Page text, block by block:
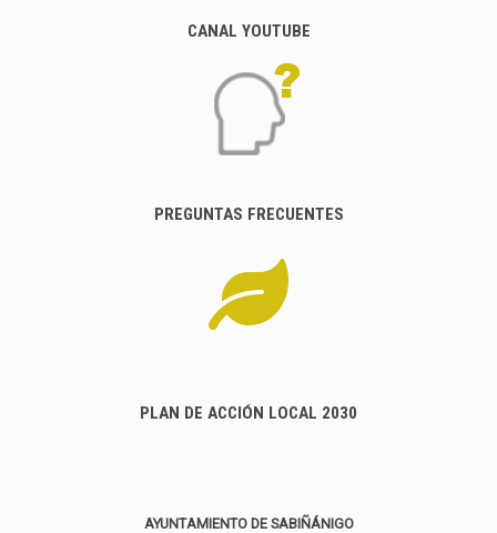
CANAL YOUTUBE
PREGUNTAS FRECUENTES
PLAN DE ACCIÓN LOCAL 2030
AYUNTAMIENTO DE SABIÑÁNIGO